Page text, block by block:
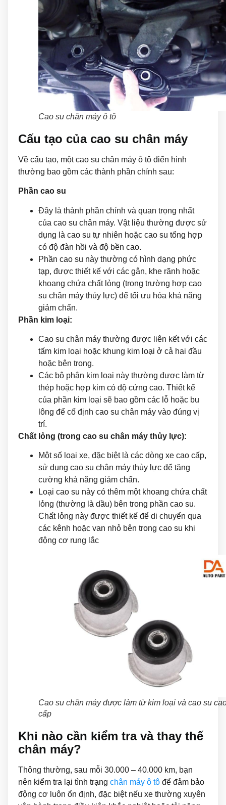
Cao su chân máy ô tô
Cấu tạo của cao su chân máy
Về cấu tạo, một cao su chân máy ô tô điển hình
thường bao gồm các thành phần chính sau:
Phần cao su
Đây là thành phần chính và quan trọng nhất
của cao su chân máy. Vật liệu thường được sử
dụng là cao su tự nhiên hoặc cao su tổng hợp
có độ đàn hồi và độ bền cao.
Phần cao su này thường có hình dạng phức
tạp, được thiết kế với các gân, khe rãnh hoặc
khoang chứa chất lỏng (trong trường hợp cao
su chân máy thủy lực) để tối ưu hóa khả năng
giảm chấn.
Phần kim loại:
Cao su chân máy thường được liên kết với các
tấm kim loại hoặc khung kim loại ở cả hai đầu
hoặc bên trong.
Các bộ phận kim loại này thường được làm từ
thép hoặc hợp kim có độ cứng cao. Thiết kế
của phần kim loại sẽ bao gồm các lỗ hoặc bu
lông để cố định cao su chân máy vào đúng vị
trí.
Chất lỏng (trong cao su chân máy thủy lực):
Một số loại xe, đặc biệt là các dòng xe cao cấp,
sử dụng cao su chân máy thủy lực để tăng
cường khả năng giảm chấn.
Loại cao su này có thêm một khoang chứa chất
lỏng (thường là dầu) bên trong phần cao su.
Chất lỏng này được thiết kế để di chuyển qua
các kênh hoặc van nhỏ bên trong cao su khi
động cơ rung lắc
Cao su chân máy được làm từ kim loại và cao su
cấp
Khi nào cần kiểm tra và thay thế
chân máy?
Thông thường, sau mỗi 30.000 – 40.000 km, bạn
nên kiểm tra lại tình trạng chân máy ô tô để đảm bảo
động cơ luôn ổn định, đặc biệt nếu xe thường xuyên